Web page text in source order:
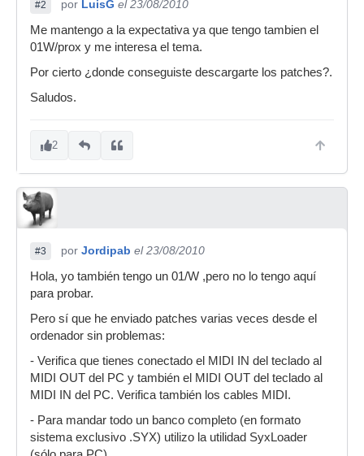
#2 por LuisG el 23/08/2010
Me mantengo a la expectativa ya que tengo tambien el
01W/prox y me interesa el tema.
Por cierto ¿donde conseguiste descargarte los patches?.
Saludos.
2
#3 por Jordipab el 23/08/2010
Hola, yo también tengo un 01/W ,pero no lo tengo aquí
para probar.
Pero sí que he enviado patches varias veces desde el
ordenador sin problemas:
- Verifica que tienes conectado el MIDI IN del teclado al
MIDI OUT del PC y también el MIDI OUT del teclado al
MIDI IN del PC. Verifica también los cables MIDI.
- Para mandar todo un banco completo (en formato
sistema exclusivo .SYX) utilizo la utilidad SyxLoader